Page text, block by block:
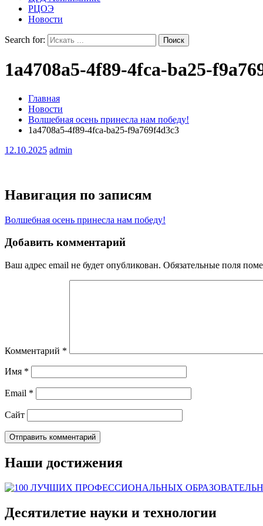
РЦОЭ
Новости
Search for:
1a4708a5-4f89-4fca-ba25-
Главная
Новости
Волшебная осень принесла нам победу!
1a4708a5-4f89-4fca-ba25-f9a769f4d3c3
12.10.2025 admin
Навигация по записям
Волшебная осень принесла нам победу!
Добавить комментарий
Ваш адрес email не будет опубликован. Обязательные поля
Комментарий *
Имя *
Email *
Сайт
Наши достижения
Десятилетие науки и технологии